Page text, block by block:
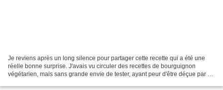
Je reviens après un long silence pour partager cette recette qui a été une
réelle bonne surprise. J'avais vu circuler des recettes de bourguignon
végétarien, mais sans grande envie de tester, ayant peur d'être déçue par un